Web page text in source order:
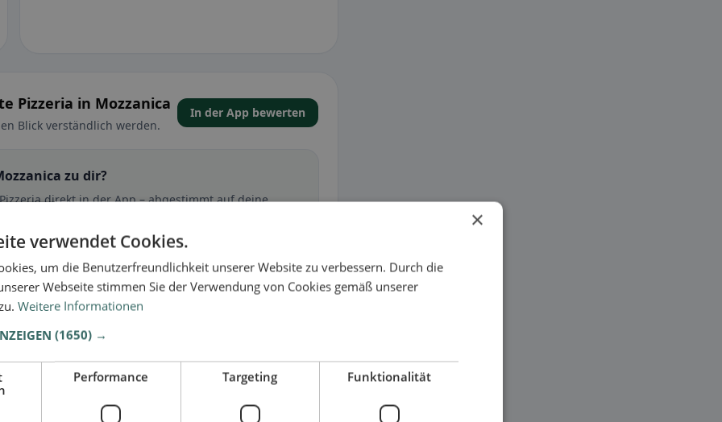
Pizzeria in Mozzanica
Blick verständlich werden.
In der App bewerten
zu dir?
direkt in der App – abgestimmt auf deine
in Mozzanica einzuschätzen, ob dieses
🕌 Halal
besonders bei glutenfrei, vegan, vegetarisch oder
×
verwendet Cookies.
um die Benutzerfreundlichkeit unserer Website zu verbessern. Durch die
Webseite stimmen Sie der Verwendung von Cookies gemäß unserer
Weitere Informationen
(1650) →
Performance Targeting Funktionalität